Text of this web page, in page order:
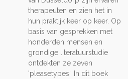
therapeuten en zien het in
hun praktijk keer op keer. Op
basis van gesprekken met
honderden mensen en
grondige literatuurstudie
ontdekten ze zeven
'pleasetypes'. In dit boek